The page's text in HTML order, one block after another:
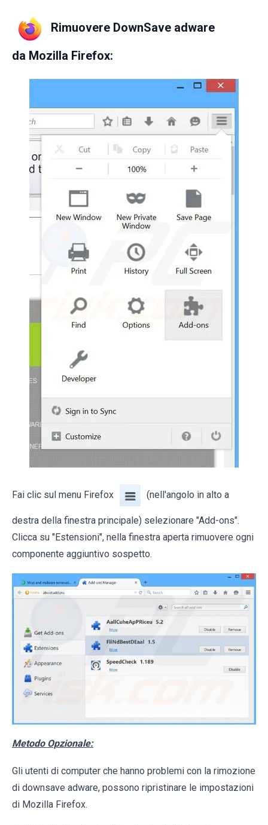
Rimuovere DownSave adware
da Mozilla Firefox:
Fai clic sul menu Firefox (nell'angolo in alto a
destra della finestra principale) selezionare "Add-ons".
Clicca su "Estensioni", nella finestra aperta rimuovere ogni
componente aggiuntivo sospetto.
Metodo Opzionale:
Gli utenti di computer che hanno problemi con la rimozione
di downsave adware, possono ripristinare le impostazioni
di Mozilla Firefox.